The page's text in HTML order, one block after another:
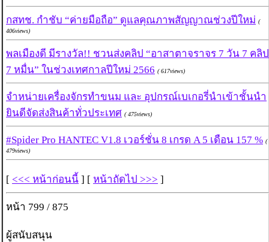
กสทช. กำชับ “ค่ายมือถือ” ดูแลคุณภาพสัญญาณช่วงปีใหม่ (
406views)
พลเมืองดี มีรางวัล!! ชวนส่งคลิป “อาสาตาจราจร 7 วัน 7 คลิป
7 หมื่น” ในช่วงเทศกาลปีใหม่ 2566 ( 617views)
จำหน่ายเครื่องจักรทำขนม และ อุปกรณ์เบเกอรี่นำเข้าชั้นนำ
ยินดีจัดส่งสินค้าทั่วประเทศ ( 475views)
#Spider Pro HANTEC V1.8 เวอร์ชั่น 8 เกรด A 5 เดือน 157 % (
479views)
[ <<< หน้าก่อนนี้ ] [ หน้าถัดไป >>> ]
หน้า 799 / 875
ผู้สนับสนุน